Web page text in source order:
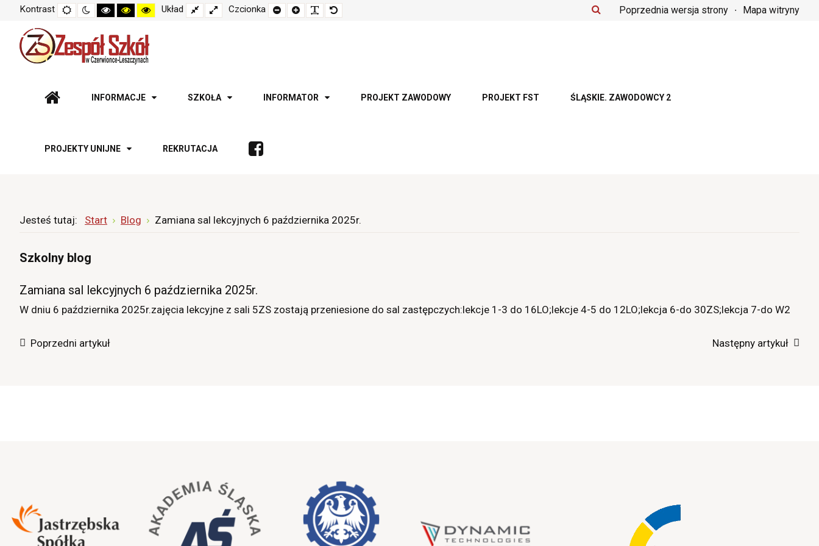
Kontrast
Tryb
domyślny
Tryb
nocny
Tryb
czarno-
o
wysokim
kontraście
Tryb
czarno-
o
wysokim
kontraście
Tryb
żółto-
Układ
Fixed
layout
Wide
layout
Czcionka
Set
smaller
Set
larger
Make
font
Set
default
Poprzednia wersja strony Mapa witryny
INFORMACJE SZKOŁA INFORMATOR PROJEKT ZAWODOWY PROJEKT FST ŚLĄSKIE. ZAWODOWCY 2
PROJEKTY UNIJNE REKRUTACJA
Jesteś tutaj: Start Blog Zamiana sal lekcyjnych 6 października 2025r.
Szkolny blog
Zamiana sal lekcyjnych 6 października 2025r.
W dniu 6 października 2025r.zajęcia lekcyjne z sali 5ZS zostają przeniesione do sal zastępczych:lekcje 1-3 do 16LO;lekcje 4-5 do 12LO;lekcja 6-do 30ZS;lekcja 7-do W2
Poprzedni artykuł Następny artykuł